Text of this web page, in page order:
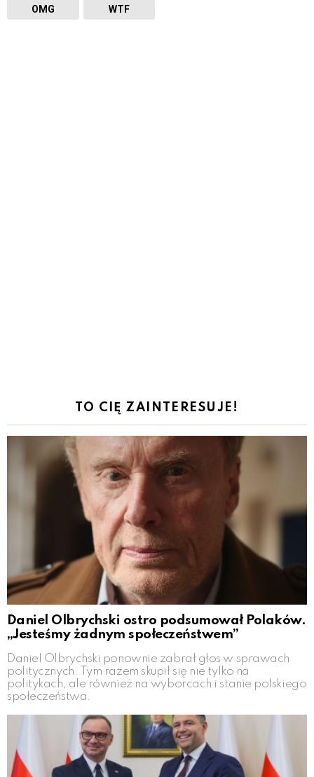
OMG WTF
TO CIĘ ZAINTERESUJE!
Daniel Olbrychski ostro podsumował Polaków.
„Jesteśmy żadnym społeczeństwem”
Daniel Olbrychski ponownie zabrał głos w sprawach
politycznych. Tym razem skupił się nie tylko na
politykach, ale również na wyborcach i stanie polskiego
społeczeństwa.